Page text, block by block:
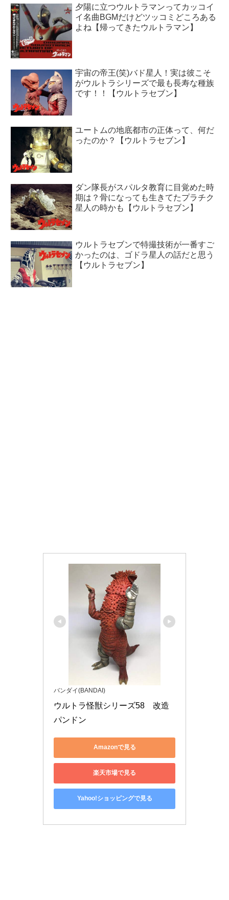
夕陽に立つウルトラマンってカッコイ
イ名曲BGMだけどツッコミどころある
よね【帰ってきたウルトラマン】
宇宙の帝王(笑)バド星人！実は彼こそ
がウルトラシリーズで最も長寿な種族
です！！【ウルトラセブン】
ユートムの地底都市の正体って、何だ
ったのか？【ウルトラセブン】
ダン隊長がスパルタ教育に目覚めた時
期は？骨になっても生きてたプラチク
星人の時かも【ウルトラセブン】
ウルトラセブンで特撮技術が一番すご
かったのは、ゴドラ星人の話だと思う
【ウルトラセブン】
バンダイ(BANDAI)
ウルトラ怪獣シリーズ58　改造
パンドン
Amazonで見る
楽天市場で見る
Yahoo!ショッピングで見る